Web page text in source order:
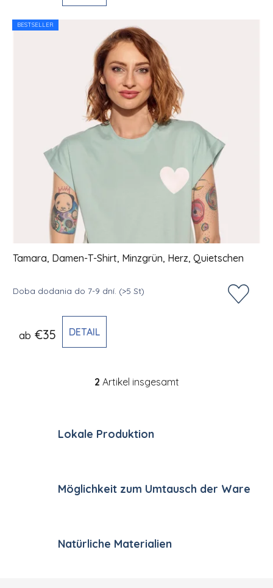
BESTSELLER
Tamara, Damen-T-Shirt, Minzgrün, Herz, Quietschen
Doba dodania do 7-9 dní. (>5 St)
ab €35 DETAIL
Steuerelemente der
2 Artikel insgesamt
Lokale Produktion
Möglichkeit zum Umtausch der Ware
Natürliche Materialien